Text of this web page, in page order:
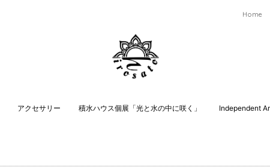
Home
アクセサリー 積水ハウス個展「光と水の中に咲く」 Independent